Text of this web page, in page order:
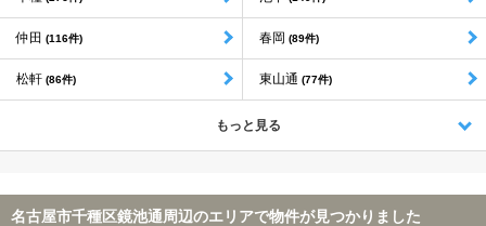
仲田 (116件) 春岡 (89件)
松軒 (86件) 東山通 (77件)
もっと見る
名古屋市千種区鏡池通周辺のエリアで物件が見つかりました